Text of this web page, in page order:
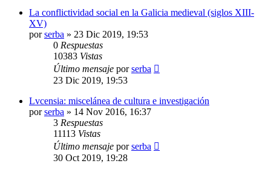
La conflictividad social en la Galicia medieval (siglos XIII-
XV)
porserba » 23 Dic 2019, 19:53
0 Respuestas
10383 Vistas
Último mensaje porserba
23 Dic 2019, 19:53
Lvcensia: miscelánea de cultura e investigación
porserba » 14 Nov 2016, 16:37
3 Respuestas
11113 Vistas
Último mensaje porserba
30 Oct 2019, 19:28